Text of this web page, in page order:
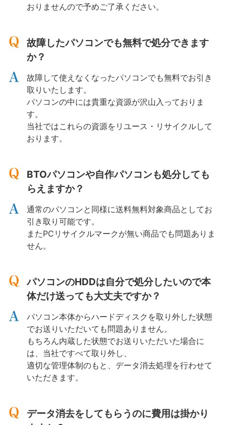
おりませんので予めご了承ください。
故障したパソコンでも無料で処分できます
か？
故障して使えなくなったパソコンでも無料でお引き
取りいたします。
パソコンの中には貴重な資源が沢山入っておりま
す。
当社ではこれらの資源をリユース・リサイクルして
おります。
BTOパソコンや自作パソコンも処分しても
らえますか？
通常のパソコンと同様に送料無料対象商品としてお
引き取り可能です。
またPCリサイクルマークが無い商品でも問題ありま
せん。
パソコンのHDDは自分で処分したいので本
体だけ送っても大丈夫ですか？
パソコン本体からハードディスクを取り外した状態
でお送りいただいても問題ありません。
もちろん内蔵した状態でお送りいただいた場合に
は、当社ですべて取り外し、
適切な管理体制のもと、データ消去処理を行わせて
いただきます。
データ消去をしてもらうのに費用は掛かり